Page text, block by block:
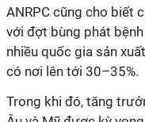
ANRPC cũng cho biết
với đợt bùng phát
nhiều quốc gia sản
có nơi lên tới 30–35%.
Trong khi đó, tăng